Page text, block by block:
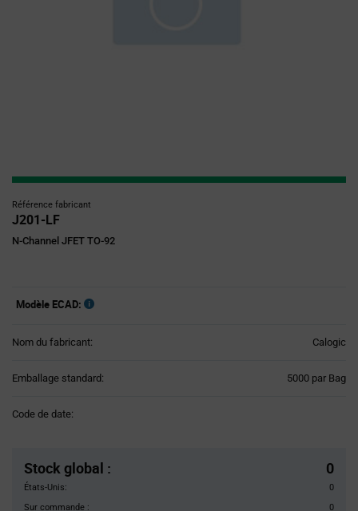
Référence fabricant
J201-LF
N-Channel JFET TO-92
Modèle ECAD:
Nom du fabricant: Calogic
Emballage standard: 5000 par Bag
Code de date:
Stock global : 0
États-Unis:
0
Sur commande :
0